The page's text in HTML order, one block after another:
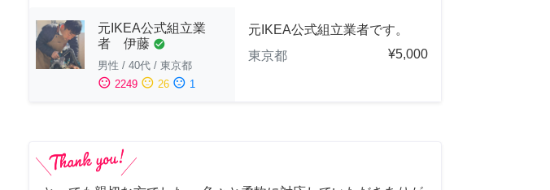
元IKEA公式組立業
者 伊藤 check_circle
男性 / 40代 / 東京都
sentiment_satisfied 2249 sentiment_neutral 26 sentiment_dissatisfied 1
元IKEA公式組立業者です。
東京都
¥5,000